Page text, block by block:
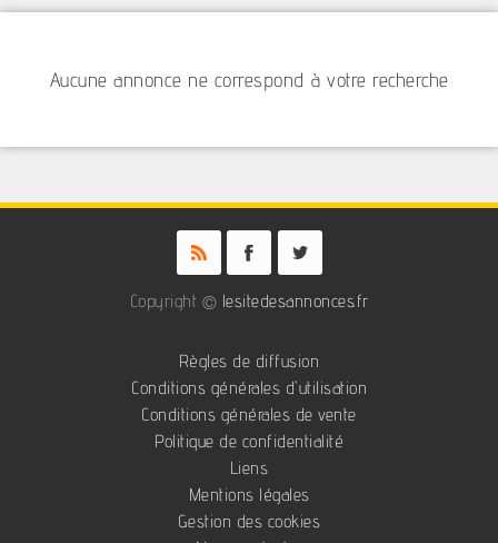
Aucune annonce ne correspond à votre recherche
Copyright © lesitedesannonces.fr
Règles de diffusion
Conditions générales d'utilisation
Conditions générales de vente
Politique de confidentialité
Liens
Mentions légales
Gestion des cookies